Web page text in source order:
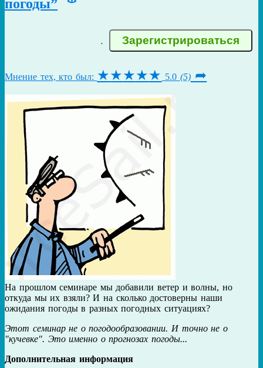
погоды”
.
Мнение тех, кто был: ★★★★★ 5.0 (5)➦
На прошлом семинаре мы добавили ветер и волны, но
откуда мы их взяли? И на сколько достоверны наши
ожидания погоды в разных погодных ситуациях?
Этот семинар не о погодообразовании. И точно не о
"кучевке". Это именно о прогнозах погоды...
Дополнительная информация